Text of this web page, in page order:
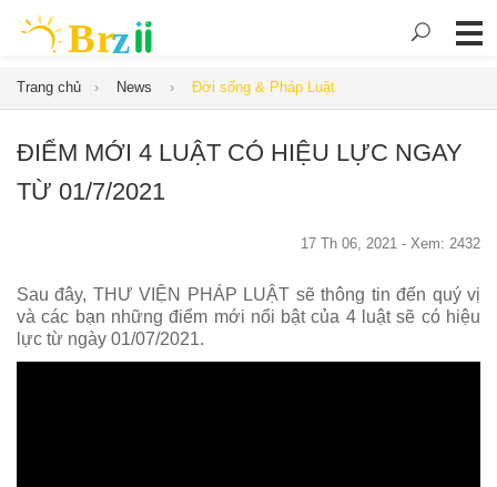
Trang chủ News Đời sống & Pháp Luật
ĐIỂM MỚI 4 LUẬT CÓ HIỆU LỰC NGAY
TỪ 01/7/2021
17 Th 06, 2021 - Xem: 2432
Sau đây, THƯ VIỆN PHÁP LUẬT sẽ thông tin đến quý vị
và các bạn những điểm mới nổi bật của 4 luật sẽ có hiệu
lực từ ngày 01/07/2021.